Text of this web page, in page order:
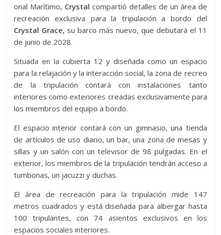
onal Marítimo, Crystal compartió detalles de un área de
recreación exclusiva para la tripulación a bordo del
Crystal Grace, su barco más nuevo, que debutará el 11
de junio de 2028.
Situada en la cubierta 12 y diseñada como un espacio
para la relajación y la interacción social, la zona de recreo
de la tripulación contará con instalaciones tanto
interiores como exteriores creadas exclusivamente para
los miembros del equipo a bordo.
El espacio interior contará con un gimnasio, una tienda
de artículos de uso diario, un bar, una zona de mesas y
sillas y un salón con un televisor de 98 pulgadas. En el
exterior, los miembros de la tripulación tendrán acceso a
tumbonas, un jacuzzi y duchas.
El área de recreación para la tripulación mide 147
metros cuadrados y está diseñada para albergar hasta
100 tripulantes, con 74 asientos exclusivos en los
espacios sociales interiores.